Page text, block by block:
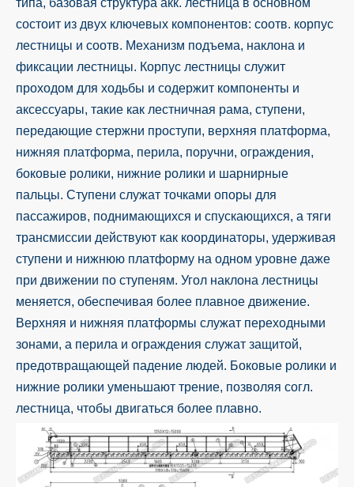
состоит из двух ключевых компонентов: соотв. корпус
лестницы и соотв. Механизм подъема, наклона и
фиксации лестницы. Корпус лестницы служит
проходом для ходьбы и содержит компоненты и
аксессуары, такие как лестничная рама, ступени,
передающие стержни проступи, верхняя платформа,
нижняя платформа, перила, поручни, ограждения,
боковые ролики, нижние ролики и шарнирные
пальцы. Ступени служат точками опоры для
пассажиров, поднимающихся и спускающихся, а тяги
трансмиссии действуют как координаторы, удерживая
ступени и нижнюю платформу на одном уровне даже
при движении по ступеням. Угол наклона лестницы
меняется, обеспечивая более плавное движение.
Верхняя и нижняя платформы служат переходными
зонами, а перила и ограждения служат защитой,
предотвращающей падение людей. Боковые ролики и
нижние ролики уменьшают трение, позволяя согл.
лестница, чтобы двигаться более плавно.